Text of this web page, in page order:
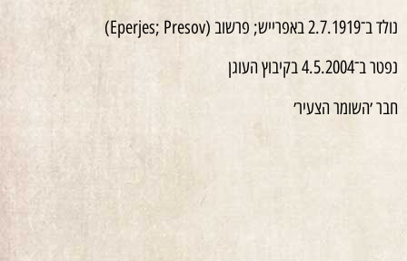
נולד ב־2.7.1919 באפרייש; פרשוב (Eperjes; Presov)
נפטר ב־4.5.2004 בקיבוץ העוגן
חבר ׳השומר הצעיר׳